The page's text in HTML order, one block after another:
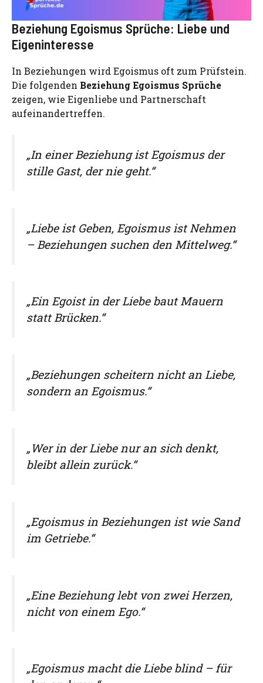
Beziehung Egoismus Sprüche: Liebe und
Eigeninteresse
In Beziehungen wird Egoismus oft zum Prüfstein.
Die folgenden Beziehung Egoismus Sprüche
zeigen, wie Eigenliebe und Partnerschaft
aufeinandertreffen.
„In einer Beziehung ist Egoismus der
stille Gast, der nie geht.“
„Liebe ist Geben, Egoismus ist Nehmen
– Beziehungen suchen den Mittelweg.“
„Ein Egoist in der Liebe baut Mauern
statt Brücken.“
„Beziehungen scheitern nicht an Liebe,
sondern an Egoismus.“
„Wer in der Liebe nur an sich denkt,
bleibt allein zurück.“
„Egoismus in Beziehungen ist wie Sand
im Getriebe.“
„Eine Beziehung lebt von zwei Herzen,
nicht von einem Ego.“
„Egoismus macht die Liebe blind – für